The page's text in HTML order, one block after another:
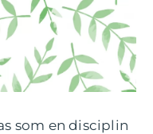
som en disciplin